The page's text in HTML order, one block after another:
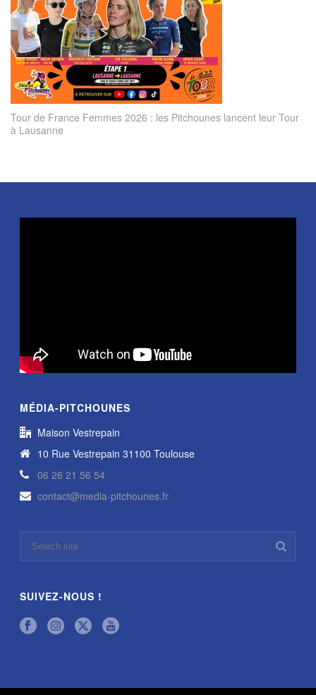
Tour de France Femmes 2026 : les Pitchounes lancent leur Tour
à Lausanne
MÉDIA-PITCHOUNES
Maison Vestrepain
10 Rue Vestrepain 31100 Toulouse
06 26 21 56 54
contact@media-pitchounes.fr
SUIVEZ-NOUS !